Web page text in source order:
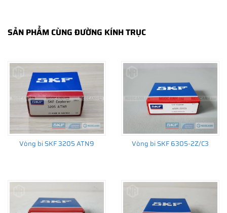
SẢN PHẨM CÙNG ĐƯỜNG KÍNH TRỤC
Vòng bi SKF 3205 ATN9 Vòng bi SKF 6305-2Z/C3